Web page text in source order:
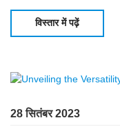
की दुनिया का पता लगाएंगे
विस्तार में पढ़ें
28 सितंबर 2023